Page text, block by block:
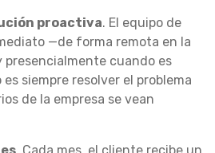
proactiva. El equipo de
—de forma remota en la
presencialmente cuando es
siempre resolver el problema
de la empresa se vean